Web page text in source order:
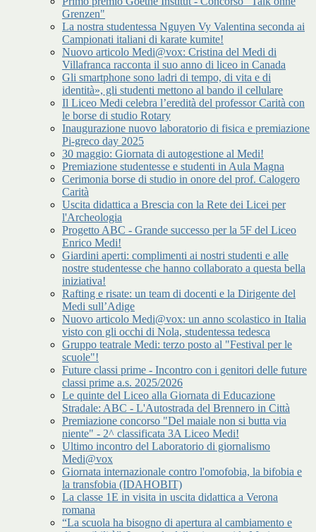
Grenzen"
La nostra studentessa Nguyen Vy Valentina seconda ai
Campionati italiani di karate kumite!
Nuovo articolo Medi@vox: Cristina del Medi di
Villafranca racconta il suo anno di liceo in Canada
Gli smartphone sono ladri di tempo, di vita e di
identità», gli studenti mettono al bando il cellulare
Il Liceo Medi celebra l’eredità del professor Carità con
le borse di studio Rotary
Inaugurazione nuovo laboratorio di fisica e premiazione
Pi-greco day 2025
30 maggio: Giornata di autogestione al Medi!
Premiazione studentesse e studenti in Aula Magna
Cerimonia borse di studio in onore del prof. Calogero
Carità
Uscita didattica a Brescia con la Rete dei Licei per
l'Archeologia
Progetto ABC - Grande successo per la 5F del Liceo
Enrico Medi!
Giardini aperti: complimenti ai nostri studenti e alle
nostre studentesse che hanno collaborato a questa bella
iniziativa!
Rafting e risate: un team di docenti e la Dirigente del
Medi sull’Adige
Nuovo articolo Medi@vox: un anno scolastico in Italia
visto con gli occhi di Nola, studentessa tedesca
Gruppo teatrale Medi: terzo posto al "Festival per le
scuole"!
Future classi prime - Incontro con i genitori delle future
classi prime a.s. 2025/2026
Le quinte del Liceo alla Giornata di Educazione
Stradale: ABC - L'Autostrada del Brennero in Città
Premiazione concorso "Del maiale non si butta via
niente" - 2^ classificata 3A Liceo Medi!
Ultimo incontro del Laboratorio di giornalismo
Medi@vox
Giornata internazionale contro l'omofobia, la bifobia e
la transfobia (IDAHOBIT)
La classe 1E in visita in uscita didattica a Verona
romana
“La scuola ha bisogno di apertura al cambiamento e